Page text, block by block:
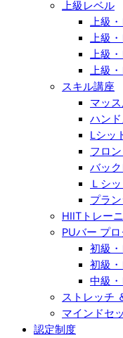
上級レベル
上級
上級
上級
上級
スキル講座
マッ
ハン
Lシッ
フロ
バッ
Ｌシ
プラン
HIITトレー
PUバー プ
初級・
初級
中級・
ストレッチ
マインドセ
認定制度